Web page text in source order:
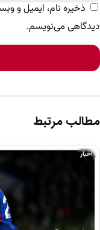
ذخیره نام، ایمیل و
دیدگاهی می‌نویسم.
مطالب مرتبط
اخبار